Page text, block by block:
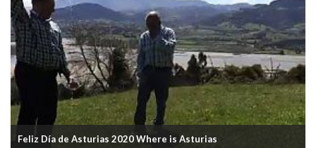
Feliz Día de Asturias 2020 Where is Asturias